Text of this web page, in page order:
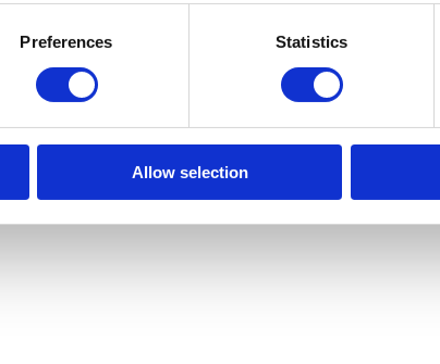
Preferences Statistics
Allow selection